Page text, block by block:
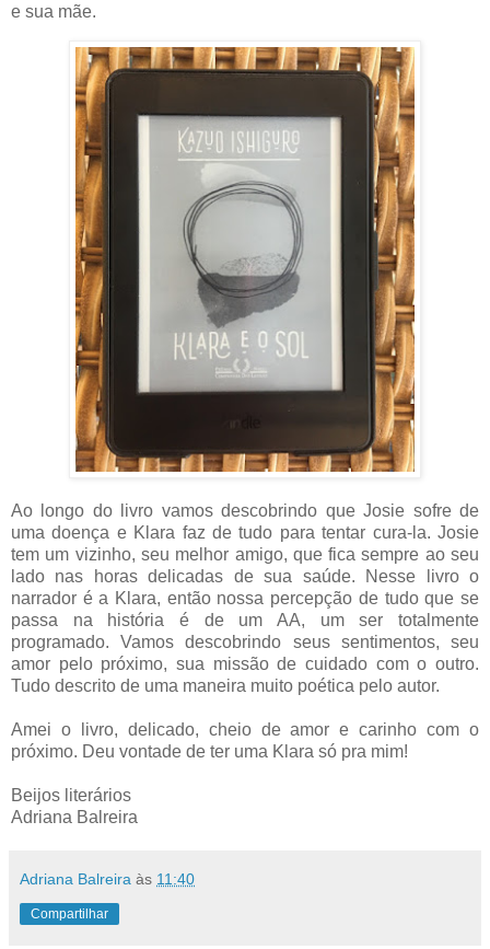
e sua mãe.
Ao longo do livro vamos descobrindo que Josie sofre de
uma doença e Klara faz de tudo para tentar cura-la. Josie
tem um vizinho, seu melhor amigo, que fica sempre ao seu
lado nas horas delicadas de sua saúde. Nesse livro o
narrador é a Klara, então nossa percepção de tudo que se
passa na história é de um AA, um ser totalmente
programado. Vamos descobrindo seus sentimentos, seu
amor pelo próximo, sua missão de cuidado com o outro.
Tudo descrito de uma maneira muito poética pelo autor.
Amei o livro, delicado, cheio de amor e carinho com o
próximo. Deu vontade de ter uma Klara só pra mim!
Beijos literários
Adriana Balreira
Adriana Balreira às 11:40
Compartilhar